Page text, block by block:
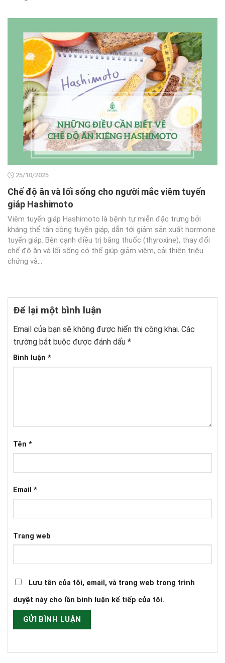
25/10/2025
Chế độ ăn và lối sống cho người mắc viêm tuyến
giáp Hashimoto
Viêm tuyến giáp Hashimoto là bệnh tự miễn đặc trưng bởi
kháng thể tấn công tuyến giáp, dẫn tới giảm sản xuất hormone
tuyến giáp. Bên cạnh điều trị bằng thuốc (thyroxine), thay đổi
chế độ ăn và lối sống có thể giúp giảm viêm, cải thiện triệu
chứng và...
Để lại một bình luận
Email của bạn sẽ không được hiển thị công khai. Các
trường bắt buộc được đánh dấu *
Bình luận *
Tên *
Email *
Trang web
Lưu tên của tôi, email, và trang web trong trình
duyệt này cho lần bình luận kế tiếp của tôi.